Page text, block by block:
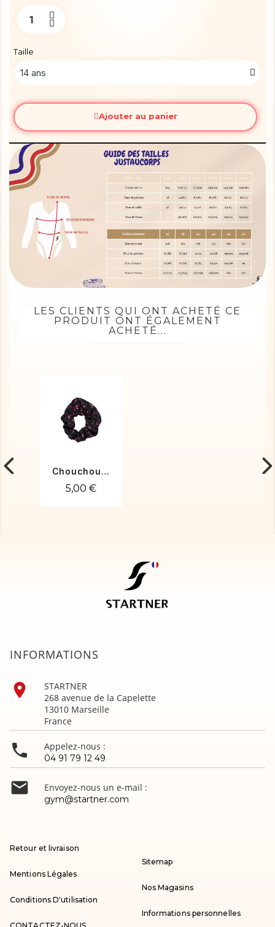
Taille
Ajouter au panier
LES CLIENTS QUI ONT ACHETÉ CE
PRODUIT ONT ÉGALEMENT
ACHETÉ...
Chouchou noir métallisé fuchsia
5,00 €
INFORMATIONS

STARTNER
268 avenue de la Capelette
13010 Marseille
France
 Appelez-nous :
04 91 79 12 49
 Envoyez-nous un e-mail :
gym@startner.com
Retour et livraison
Mentions Légales
Conditions D'utilisation
Sitemap
Nos Magasins
Informations personnelles